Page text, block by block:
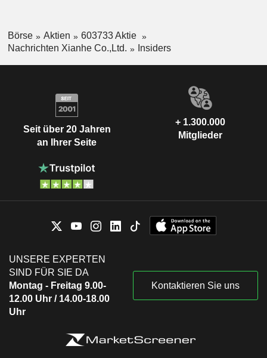
Börse Aktien
603733 Aktie
Nachrichten Xianhe Co.,Ltd.
Insiders
Seit über 20 Jahren
an Ihrer Seite
+ 1.300.000
Mitglieder
UNSERE EXPERTEN
SIND FÜR SIE DA
Montag - Freitag 9.00-
12.00 Uhr / 14.00-18.00
Uhr
Kontaktieren Sie uns